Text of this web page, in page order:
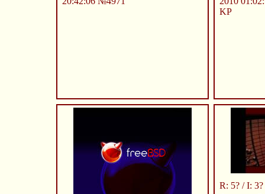
KP
R: 5? / I: